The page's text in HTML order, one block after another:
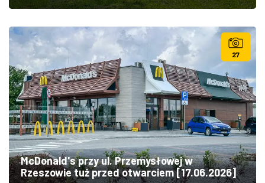
27
McDonald's przy ul. Przemysłowej w
Rzeszowie tuż przed otwarciem [17.06.2026]